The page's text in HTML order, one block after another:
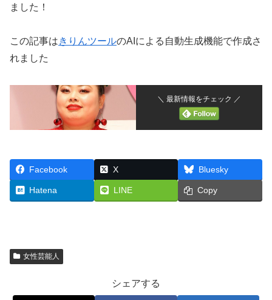
ました！
この記事はきりんツールのAIによる自動生成機能で作成さ
れました
＼ 最新情報をチェック ／
Facebook X Bluesky
Hatena LINE Copy
女性芸能人
シェアする